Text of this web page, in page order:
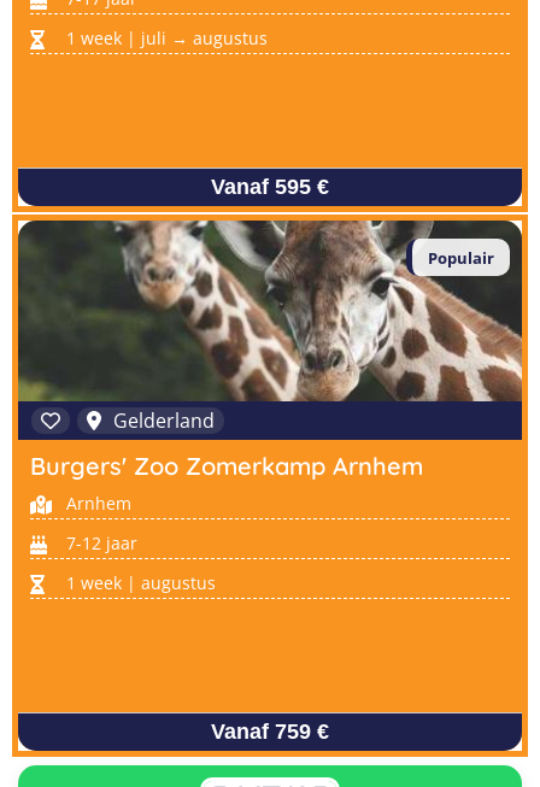
1 week | juli → augustus
Vanaf 595 €
Populair
Gelderland
Burgers' Zoo Zomerkamp Arnhem
Arnhem
7-12 jaar
1 week | augustus
Vanaf 759 €